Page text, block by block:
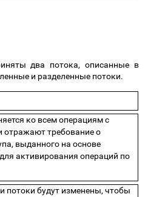
два потока, описанные в
и разделенные потоки.
ко всем операциям с
отражают требование о
выданного на основе
активирования операций по
потоки будут изменены, чтобы